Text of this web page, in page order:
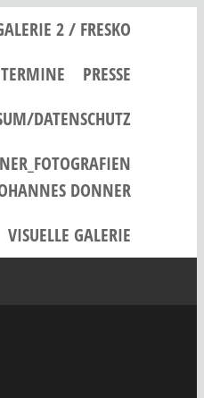
2 / FRESKO
TERMINE
PRESSE
DATENSCHUTZ
DONNER
VISUELLE GALERIE